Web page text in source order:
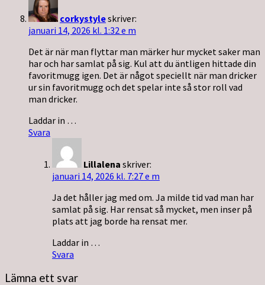
corkystyleskriver:
januari 14, 2026 kl. 1:32 e m
Det är när man flyttar man märker hur mycket saker man
har och har samlat på sig. Kul att du äntligen hittade din
favoritmugg igen. Det är något speciellt när man dricker
ur sin favoritmugg och det spelar inte så stor roll vad
man dricker.
Laddar in …
Svara
Lillalena skriver:
januari 14, 2026 kl. 7:27 e m
Ja det håller jag med om. Ja milde tid vad man har
samlat på sig. Har rensat så mycket, men inser på
plats att jag borde ha rensat mer.
Laddar in …
Svara
Lämna ett svar